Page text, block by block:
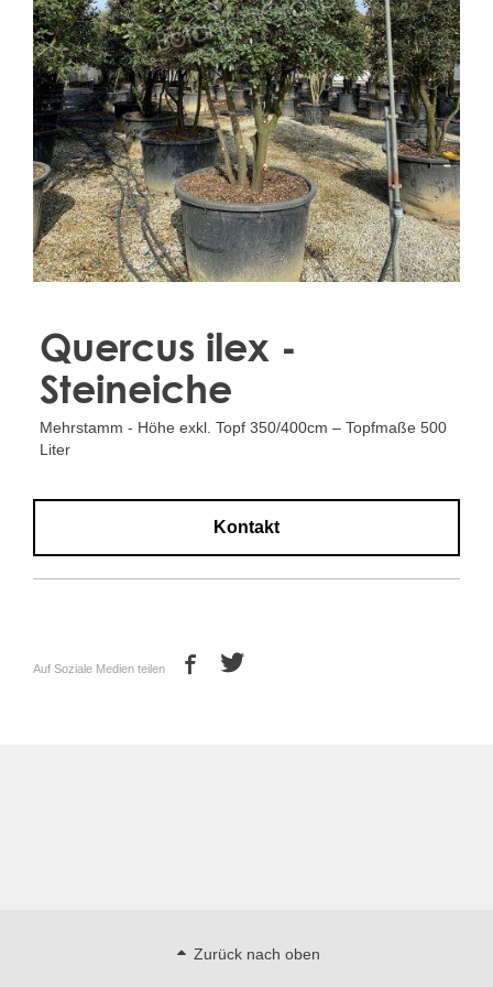
Treesafe
VORSTBESCHERMINGVOORBOMEN.NL
WINTERSCHUTZFUERBAEUME.DE
FROSTPROTECTIONFORTREES.CO.UK
Terracotta
TERRACOTTA.NL
TERRACOTTA.BE
TERRAKOTTA.DE
Quercus ilex -
Steineiche
Mehrstamm - Höhe exkl. Topf 350/400cm – Topfmaße 500
Liter
Kontakt
Auf Soziale Medien teilen
Zurück nach oben